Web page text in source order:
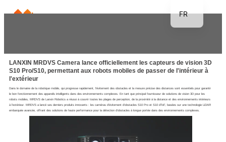
LANXIN MRDVS Camera lance officiellement les capteurs de vision 3D
S10 Pro/S10, permettant aux robots mobiles de passer de l'intérieur à
l'extérieur
Dans le domaine de la robotique mobile, qui progresse rapidement, l'évitement des obstacles et la mesure précise des distances sont essentiels pour garantir
le bon fonctionnement des appareils intelligents dans des environnements complexes. En tant que principal fournisseur de solutions de vision 3D pour les
robots mobiles, MRDVS de Lanxin Robotics a réussi à couvrir toutes les plages de perception, de la proximité à la distance et des environnements intérieurs
à l'extérieur. MRDVS a lancé ses derniers produits innovants : les caméras d'évitement d'obstacles S10 Pro et S10 dToF, basées sur une technologie LiDAR
embarquée avancée, offrant des solutions de haute performance pour la détection d'obstacles à longue portée dans des environnements complexes.
FR
EN
KR
TH
ES